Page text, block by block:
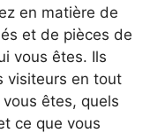
en matière de
et de pièces de
vous êtes. Ils
visiteurs en tout
êtes, quels
ce que vous